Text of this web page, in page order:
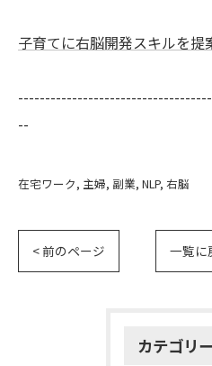
子育てに右脳開発スキルを提
--
在宅ワーク 主婦 副業 NLP 右脳
< 前のページ 一覧に
カテゴリー